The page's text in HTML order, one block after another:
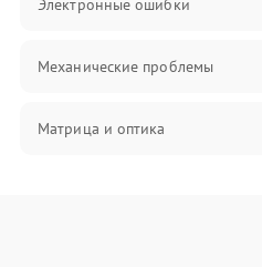
Электронные ошибки
Механические проблемы
Матрица и оптика